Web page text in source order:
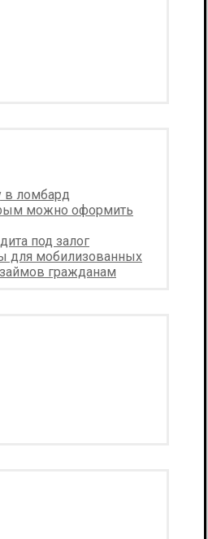
в ломбард
можно оформить
под залог
для мобилизованных
гражданам